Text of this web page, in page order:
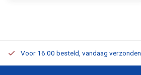
Voor 16:00 besteld, vandaag verzonden